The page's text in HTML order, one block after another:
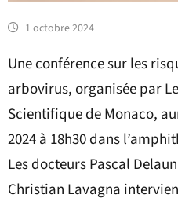
1 octobre 2024
Une conférence sur les
arbovirus, organisée par
Scientifique de Monaco,
2024 à 18h30 dans
Les docteurs Pascal
Christian Lavagna